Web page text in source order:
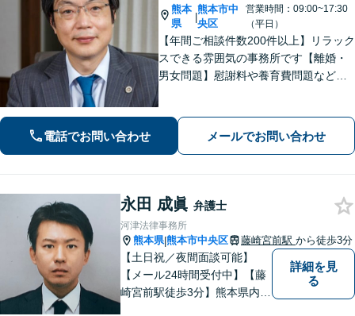
熊本
県
|
熊本市中
央区
営業時間：09:00~17:30
（平日）
【年間ご相談件数200件以上】リラック
スできる雰囲気の事務所です【離婚・
男女問題】慰謝料や養育費問題など
務・過払い金】債務問題にスピーディ
に対応。過払い金も多額の回収実績
電話でお問い合わせ メールでお問い合わせ
永田 成眞 弁護士
河津法律事務所
熊本県|熊本市中央区 藤崎宮前駅 から徒歩3分
【土日祝／夜間面談可能】
【メール24時間受付中】【藤
崎宮前駅徒歩3分】熊本県内及
詳細を見
る